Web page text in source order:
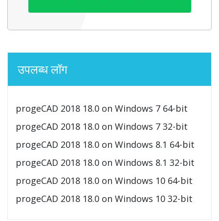
उपलब्ध लॉग
progeCAD 2018 18.0 on Windows 7 64-bit
progeCAD 2018 18.0 on Windows 7 32-bit
progeCAD 2018 18.0 on Windows 8.1 64-bit
progeCAD 2018 18.0 on Windows 8.1 32-bit
progeCAD 2018 18.0 on Windows 10 64-bit
progeCAD 2018 18.0 on Windows 10 32-bit